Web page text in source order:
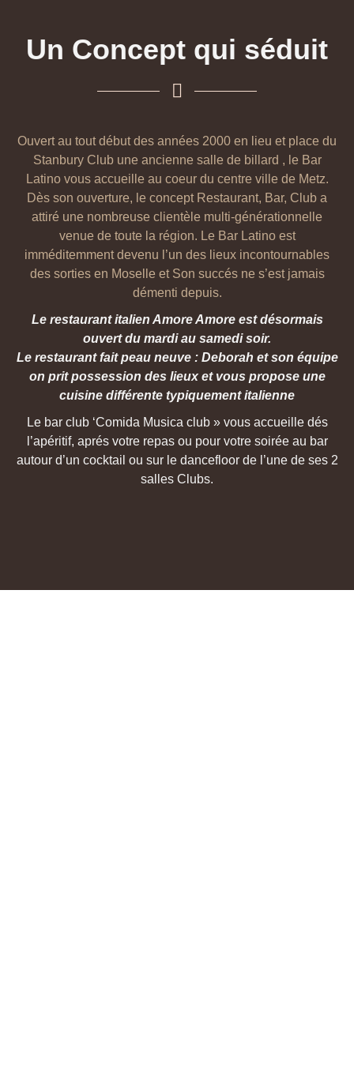
Un Concept qui séduit
Ouvert au tout début des années 2000 en lieu et place du
Stanbury Club une ancienne salle de billard , le Bar
Latino vous accueille au coeur du centre ville de Metz.
Dès son ouverture, le concept Restaurant, Bar, Club a
attiré une nombreuse clientèle multi-générationnelle
venue de toute la région. Le Bar Latino est
imméditemment devenu l’un des lieux incontournables
des sorties en Moselle et Son succés ne s’est jamais
démenti depuis.
Le restaurant italien Amore Amore est désormais
ouvert du mardi au samedi soir.
Le restaurant fait peau neuve : Deborah et son équipe
on prit possession des lieux et vous propose une
cuisine différente typiquement italienne
Le bar club ‘Comida Musica club » vous accueille dés
l’apéritif, aprés votre repas ou pour votre soirée au bar
autour d’un cocktail ou sur le dancefloor de l’une de ses 2
salles Clubs.